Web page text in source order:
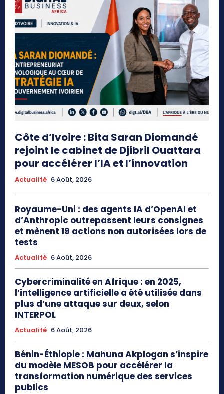
Côte d’Ivoire : Bita Saran Diomandé
rejoint le cabinet de Djibril Ouattara
pour accélérer l’IA et l’innovation
Actualité 6 Août, 2026
Royaume-Uni : des agents IA d’OpenAI et
d’Anthropic outrepassent leurs consignes
et mènent 19 actions non autorisées lors de
tests
Actualité 6 Août, 2026
Cybercriminalité en Afrique : en 2025,
l’intelligence artificielle a été utilisée dans
plus d’une attaque sur deux, selon
INTERPOL
Actualité 6 Août, 2026
Bénin-Éthiopie : Mahuna Akplogan s’inspire
du modèle MESOB pour accélérer la
transformation numérique des services
publics